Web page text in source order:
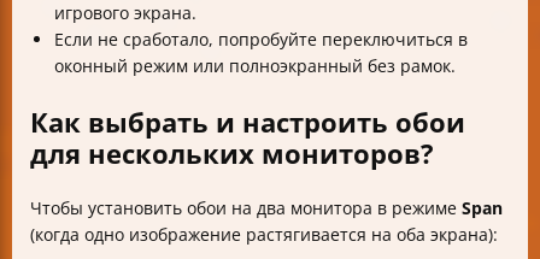
игрового экрана.
Если не сработало, попробуйте переключиться в
оконный режим или полноэкранный без рамок.
Как выбрать и настроить обои
для нескольких мониторов?
Чтобы установить обои на два монитора в режиме Span
(когда одно изображение растягивается на оба экрана):